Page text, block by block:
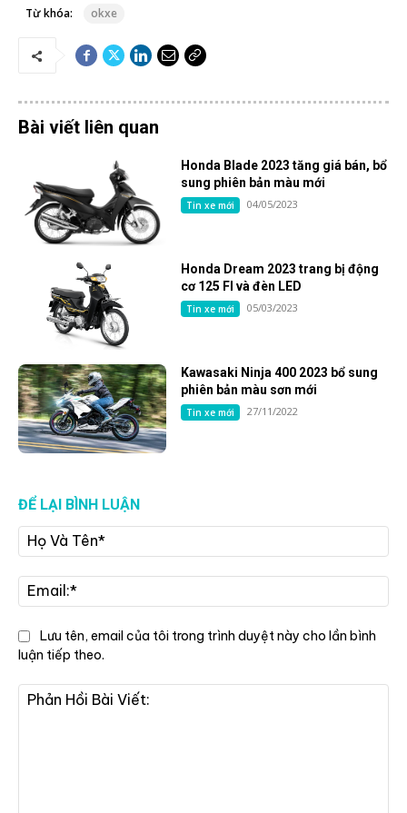
Từ khóa: okxe
Bài viết liên quan
Honda Blade 2023 tăng giá bán, bổ
sung phiên bản màu mới
Tin xe mới 04/05/2023
Honda Dream 2023 trang bị động
cơ 125 FI và đèn LED
Tin xe mới 05/03/2023
Kawasaki Ninja 400 2023 bổ sung
phiên bản màu sơn mới
Tin xe mới 27/11/2022
ĐỂ LẠI BÌNH LUẬN
Và
Lưu tên, email của tôi trong trình duyệt này cho lần bình
luận tiếp theo.